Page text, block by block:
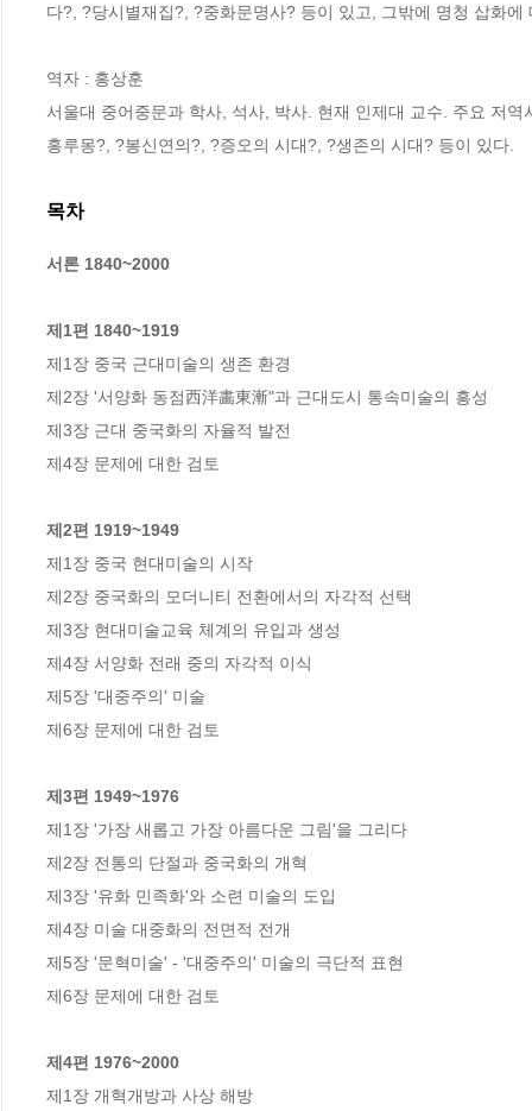
다?, ?당시별재집?, ?중화문명사? 등이 있고, 그밖에 명청 삽화에
역자 : 홍상훈
서울대 중어중문과 학사, 석사, 박사. 현재 인제대 교수. 주요 저
홍루몽?, ?봉신연의?, ?증오의 시대?, ?생존의 시대? 등이 있다.
목차
서론 1840~2000
제1편 1840~1919
제1장 중국 근대미술의 생존 환경
제2장 '서양화 동점西洋畵東漸"과 근대도시 통속미술의 흥성
제3장 근대 중국화의 자율적 발전
제4장 문제에 대한 검토
제2편 1919~1949
제1장 중국 현대미술의 시작
제2장 중국화의 모더니티 전환에서의 자각적 선택
제3장 현대미술교육 체계의 유입과 생성
제4장 서양화 전래 중의 자각적 이식
제5장 '대중주의' 미술
제6장 문제에 대한 검토
제3편 1949~1976
제1장 '가장 새롭고 가장 아름다운 그림'을 그리다
제2장 전통의 단절과 중국화의 개혁
제3장 '유화 민족화'와 소련 미술의 도입
제4장 미술 대중화의 전면적 전개
제5장 '문혁미술' - '대중주의' 미술의 극단적 표현
제6장 문제에 대한 검토
제4편 1976~2000
제1장 개혁개방과 사상 해방